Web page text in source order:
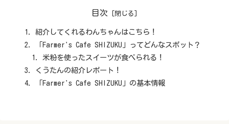
目次
紹介してくれるわんちゃんはこちら！
「Farmer's Cafe SHIZUKU」ってどんなスポット？
米粉を使ったスイーツが食べられる！
くうたんの紹介レポート！
「Farmer's Cafe SHIZUKU」の基本情報